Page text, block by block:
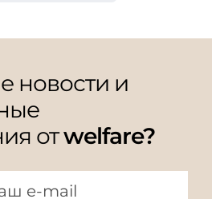
новости и
отwelfare?